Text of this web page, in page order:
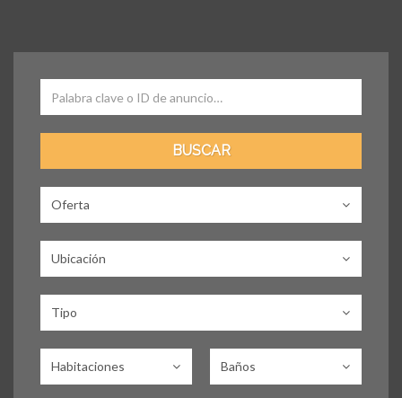
Oferta
Ubicación
Tipo
Habitaciones Baños